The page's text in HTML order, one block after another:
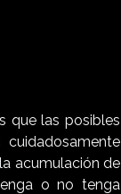
que las posibles
acumulación de
o no tenga